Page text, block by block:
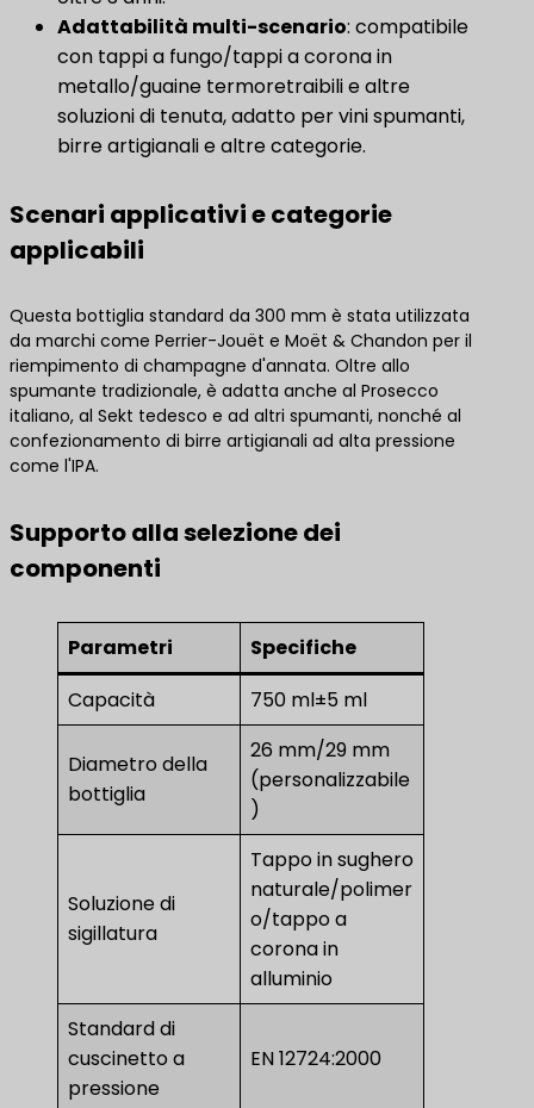
Adattabilità multi-scenario: compatibile
con tappi a fungo/tappi a corona in
metallo/guaine termoretraibili e altre
soluzioni di tenuta, adatto per vini spumanti,
birre artigianali e altre categorie.
Scenari applicativi e categorie
applicabili
Questa bottiglia standard da 300 mm è stata utilizzata
da marchi come Perrier-Jouët e Moët & Chandon per il
riempimento di champagne d'annata. Oltre allo
spumante tradizionale, è adatta anche al Prosecco
italiano, al Sekt tedesco e ad altri spumanti, nonché al
confezionamento di birre artigianali ad alta pressione
come l'IPA.
Supporto alla selezione dei
componenti
Parametri
Specifiche
Capacità
750 ml±5 ml
Diametro della
bottiglia
26 mm/29 mm
(personalizzabile
)
Soluzione di
sigillatura
Tappo in sughero
naturale/polimer
o/tappo a
corona in
alluminio
Standard di
cuscinetto a
pressione
EN 12724:2000